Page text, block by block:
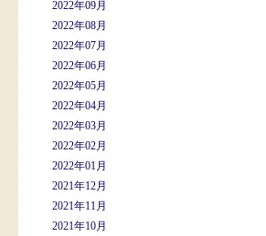
2022年09月
2022年08月
2022年07月
2022年06月
2022年05月
2022年04月
2022年03月
2022年02月
2022年01月
2021年12月
2021年11月
2021年10月